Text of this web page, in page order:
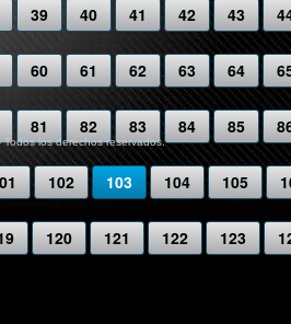
39 40 41 42 43
60 61 62 63 64
81 82 83 84 85
102 103 104 105
120 121 122 123
Todos los derechos reservados.